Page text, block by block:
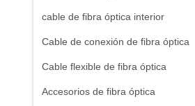
cable de fibra óptica interior
Cable de conexión de fibra óptica
Cable flexible de fibra óptica
Accesorios de fibra óptica